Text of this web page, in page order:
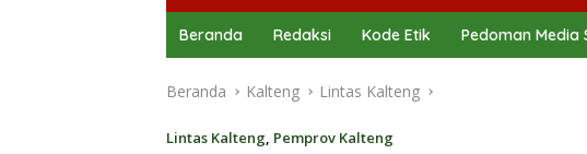
Beranda Redaksi Kode Etik Pedoman Media
Beranda Kalteng Lintas Kalteng
Lintas Kalteng, Pemprov Kalteng